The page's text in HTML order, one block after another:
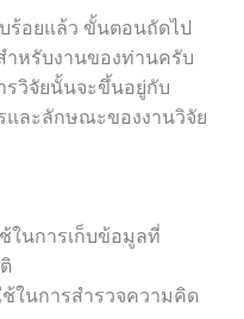
ร้อยแล้ว ขั้นตอนถัดไป
ำหรับงานของท่านครับ
รวิจัยนั้นจะขึ้นอยู่กับ
และลักษณะของงานวิจัย
ในการเก็บข้อมูลที่
ในการสำรวจความคิด